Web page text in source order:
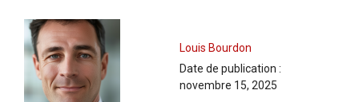
Louis Bourdon
Date de publication :
novembre 15, 2025